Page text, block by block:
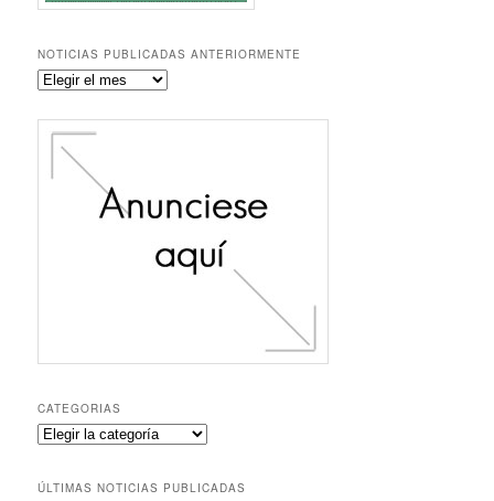
NOTICIAS PUBLICADAS ANTERIORMENTE
Noticias
anteriormente
CATEGORIAS
Categorias
ÚLTIMAS NOTICIAS PUBLICADAS